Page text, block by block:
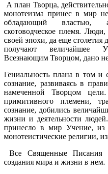
А план Творца,
монотеизма принес в мир
обладающий властью,
скотоводческое племя.
своей эпохи, да еще столетия
получают величайшее
Всезнающим Творцом, дано
Гениальность плана в том и
сознание, развиваясь в
намеченной Творцом
примитивного племени,
сознание, добились
жизни и деятельности
принесло в мир Учение, из
монотеистические религии,
Все Священные Писания
создания мира и жизни в нем.